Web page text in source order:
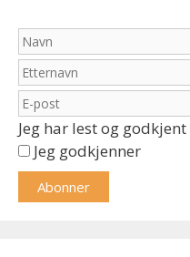
Jeg har lest og godkjent
Jeg godkjenner